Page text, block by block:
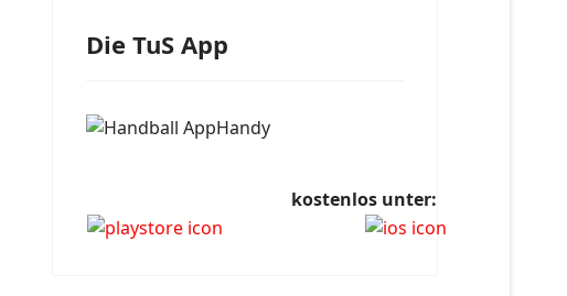
Die TuS App
kostenlos unter: